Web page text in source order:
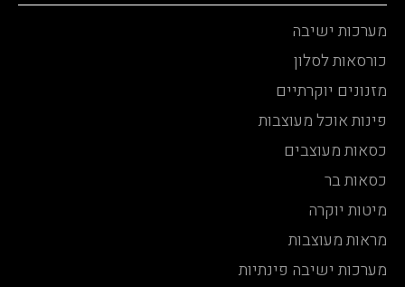
מערכות ישיבה
כורסאות לסלון
מזנונים יוקרתיים
פינות אוכל מעוצבות
כסאות מעוצבים
כסאות בר
מיטות יוקרה
מראות מעוצבות
מערכות ישיבה פינתיות